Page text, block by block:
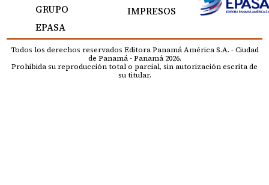
GRUPO
EPASA
IMPRESOS
Todos los derechos reservados Editora Panamá América S.A. - Ciudad
de Panamá - Panamá 2026.
Prohibida su reproducción total o parcial, sin autorización escrita de
su titular.